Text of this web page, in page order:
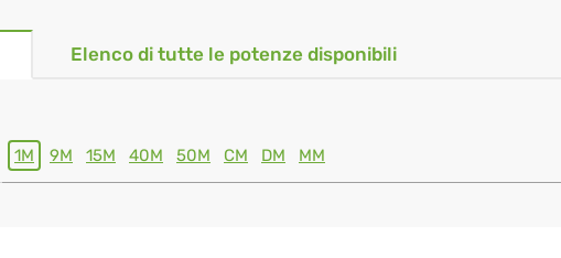
Elenco di tutte le potenze disponibili
1M 9M 15M 40M 50M CM DM MM